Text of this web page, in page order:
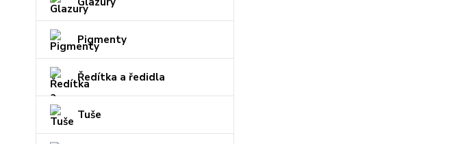
Pigmenty
Ředítka a ředidla
Tuše